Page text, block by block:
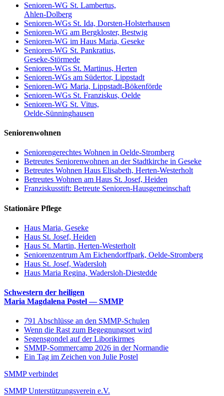
Senioren-WG St. Lambertus,
Ahlen-Dolberg
Senioren-WGs St. Ida, Dorsten-Holsterhausen
Senioren-WG am Bergkloster, Bestwig
Senioren-WG im Haus Maria, Geseke
Senioren-WG St. Pankratius,
Geseke-Störmede
Senioren-WGs St. Martinus, Herten
Senioren-WGs am Südertor, Lippstadt
Senioren-WG Maria, Lippstadt-Bökenförde
Senioren-WGs St. Franziskus, Oelde
Senioren-WG St. Vitus,
Oelde-Sünninghausen
Seniorenwohnen
Seniorengerechtes Wohnen in Oelde-Stromberg
Betreutes Seniorenwohnen an der Stadtkirche in Geseke
Betreutes Wohnen Haus Elisabeth, Herten-Westerholt
Betreutes Wohnen am Haus St. Josef, Heiden
Franziskusstift: Betreute Senioren-Hausgemeinschaft
Stationäre Pflege
Haus Maria, Geseke
Haus St. Josef, Heiden
Haus St. Martin, Herten-Westerholt
Seniorenzentrum Am Eichendorffpark, Oelde-Stromberg
Haus St. Josef, Wadersloh
Haus Maria Regina, Wadersloh-Diestedde
Schwestern der heiligen
Maria Magdalena Postel — SMMP
791 Abschlüsse an den SMMP-Schulen
Wenn die Rast zum Begegnungsort wird
Segensgondel auf der Liborikirmes
SMMP-Sommercamp 2026 in der Normandie
Ein Tag im Zeichen von Julie Postel
SMMP verbindet
SMMP Unterstützungsverein e.V.